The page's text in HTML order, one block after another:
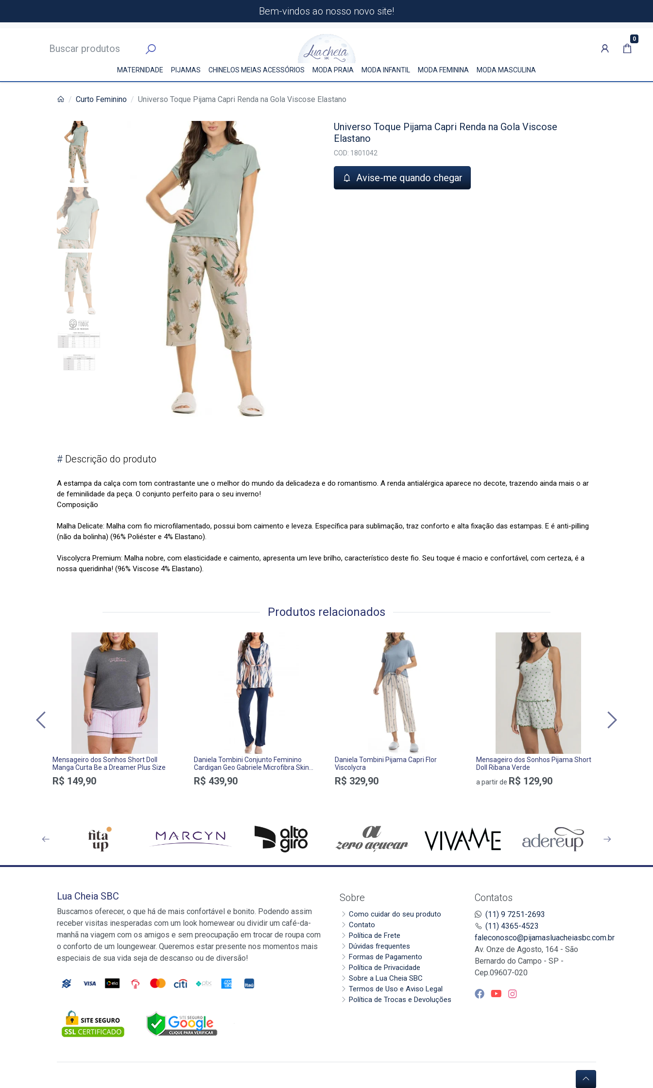
Bem-vindos ao nosso novo site!
0
MATERNIDADE PIJAMAS CHINELOS MEIAS ACESSÓRIOS MODA PRAIA MODA INFANTIL MODA FEMININA MODA MASCULINA
Curto Feminino Universo Toque Pijama Capri Renda na Gola Viscose Elastano
Universo Toque Pijama Capri Renda na Gola Viscose
Elastano
COD: 1801042
Avise-me quando chegar
# Descrição do produto
A estampa da calça com tom contrastante une o melhor do mundo da delicadeza e do romantismo. A renda antialérgica aparece no decote, trazendo ainda mais o ar
de feminilidade da peça. O conjunto perfeito para o seu inverno!
Composição
Malha Delicate: Malha com fio microfilamentado, possui bom caimento e leveza. Específica para sublimação, traz conforto e alta fixação das estampas. E é anti-pilling
(não da bolinha) (96% Poliéster e 4% Elastano).
Viscolycra Premium: Malha nobre, com elasticidade e caimento, apresenta um leve brilho, característico deste fio. Seu toque é macio e confortável, com certeza, é a
nossa queridinha! (96% Viscose 4% Elastano).
Produtos relacionados
Mensageiro dos Sonhos Short Doll
Manga Curta Be a Dreamer Plus Size
R$ 149,90
Daniela Tombini Conjunto Feminino
Cardigan Geo Gabriele Microfibra Skin
Touch
R$ 439,90
Daniela Tombini Pijama Capri Flor
Viscolycra
R$ 329,90
Mensageiro dos Sonhos Pijama Short
Doll Ribana Verde
a partir de R$ 129,90
Contatos
(11) 9 7251-2693
(11) 4365-4523
faleconosco@pijamasluacheiasbc.com.br
Av. Onze de Agosto, 164 - São
Bernardo do Campo - SP -
Cep.09607-020
Sobre
Como cuidar do seu produto
Contato
Política de Frete
Dúvidas frequentes
Formas de Pagamento
Política de Privacidade
Sobre a Lua Cheia SBC
Termos de Uso e Aviso Legal
Política de Trocas e Devoluções
Lua Cheia SBC
Buscamos oferecer, o que há de mais confortável e bonito. Podendo assim
receber visitas inesperadas com um look homewear ou dividir um café-da-
manhã na viagem com os amigos e sem preocupação em trocar de roupa com
o conforto de um loungewear. Queremos estar presente nos momentos mais
especiais de sua vida seja de descanso ou de diversão!